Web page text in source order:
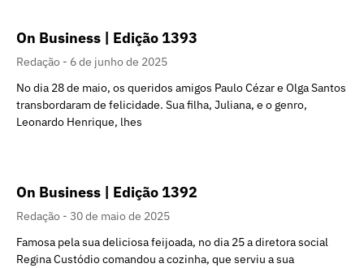
On Business | Edição 1393
Redação
6 de junho de 2025
No dia 28 de maio, os queridos amigos Paulo Cézar e Olga Santos
transbordaram de felicidade. Sua filha, Juliana, e o genro,
Leonardo Henrique, lhes
On Business | Edição 1392
Redação
30 de maio de 2025
Famosa pela sua deliciosa feijoada, no dia 25 a diretora social
Regina Custódio comandou a cozinha, que serviu a sua